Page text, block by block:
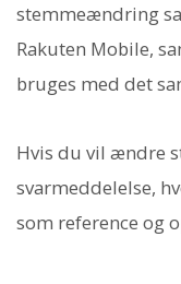
stemmeændring
Rakuten Mobile,
bruges med det
Hvis du vil ændre
svarmeddelelse,
som reference og